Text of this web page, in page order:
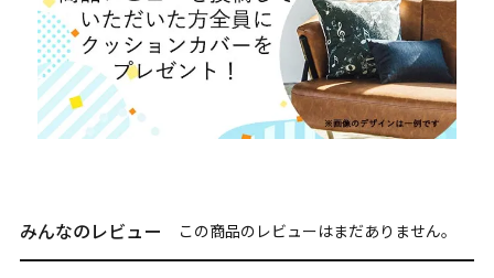
みんなのレビュー この商品のレビューはまだありません。